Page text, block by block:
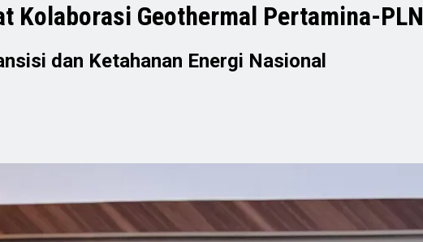
Kolaborasi Geothermal Pertamina-PLN
dan Ketahanan Energi Nasional